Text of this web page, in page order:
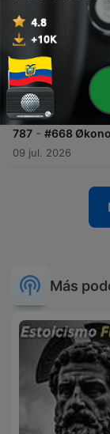
789 - #670 Flau
788 - #669
16 jul. 2026
787 - #668
09 jul. 2026
Más